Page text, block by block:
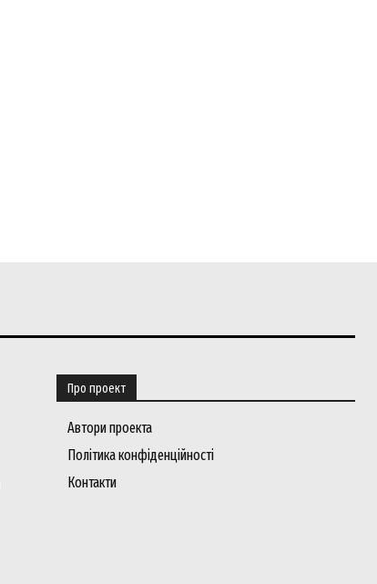
Про проект
Автори проекта
Політика конфіденційності
Контакти